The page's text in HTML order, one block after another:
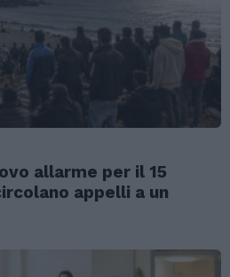
allarme per il 15
appelli a un